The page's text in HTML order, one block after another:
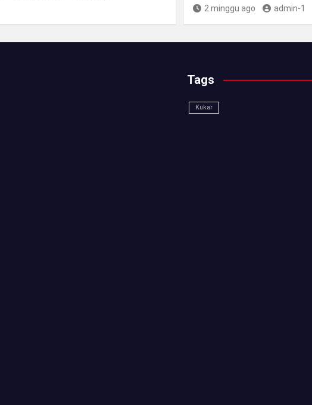
2 minggu ago admin-1
Tags
Kukar